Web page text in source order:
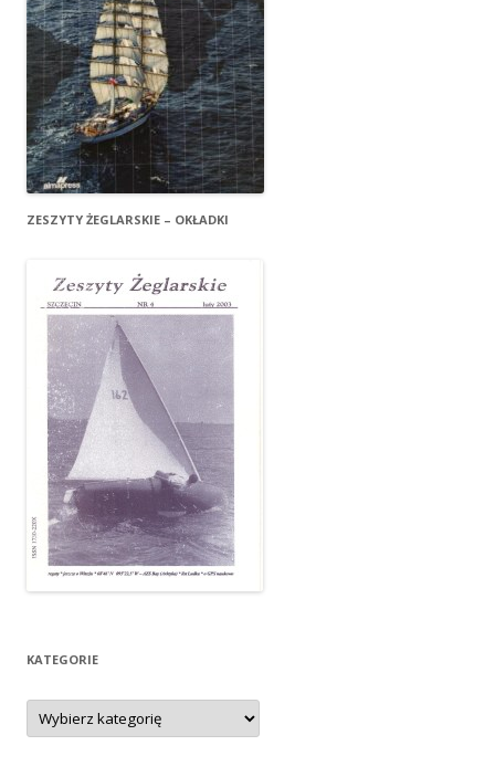
ZESZYTY ŻEGLARSKIE – OKŁADKI
KATEGORIE
Kategorie